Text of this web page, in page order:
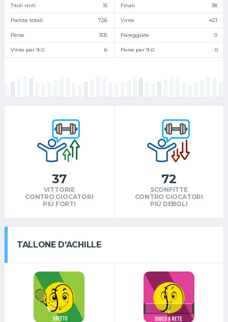
Titoli vinti 15 Finali 38
Partite totali 726 Vinte 421
Perse 305 Pareggiate 0
Vinte per 9-0 6 Perse per 9-0 0
37
VITTORIE
CONTRO GIOCATORI
PIÙ FORTI
72
SCONFITTE
CONTRO GIOCATORI
PIÙ DEBOLI
TALLONE D'ACHILLE